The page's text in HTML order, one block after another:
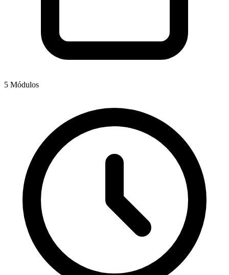
5 Módulos